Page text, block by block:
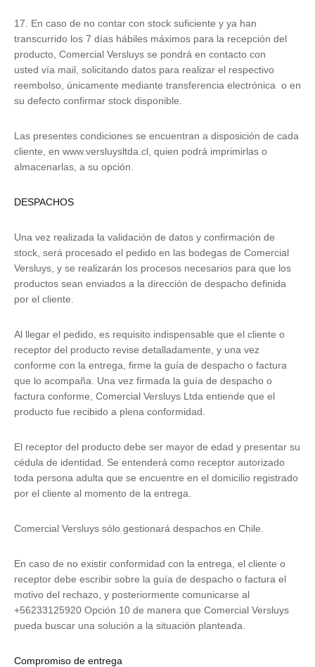
17. En caso de no contar con stock suficiente y ya han
transcurrido los 7 días hábiles máximos para la recepción del
producto, Comercial Versluys se pondrá en contacto con
usted vía mail, solicitando datos para realizar el respectivo
reembolso, únicamente mediante transferencia electrónica o en
su defecto confirmar stock disponible.
Las presentes condiciones se encuentran a disposición de cada
cliente, en www.versluysltda.cl, quien podrá imprimirlas o
almacenarlas, a su opción.
DESPACHOS
Una vez realizada la validación de datos y confirmación de
stock, será procesado el pedido en las bodegas de Comercial
Versluys, y se realizarán los procesos necesarios para que los
productos sean enviados a la dirección de despacho definida
por el cliente.
Al llegar el pedido, es requisito indispensable que el cliente o
receptor del producto revise detalladamente, y una vez
conforme con la entrega, firme la guía de despacho o factura
que lo acompaña. Una vez firmada la guía de despacho o
factura conforme, Comercial Versluys Ltda entiende que el
producto fue recibido a plena conformidad.
El receptor del producto debe ser mayor de edad y presentar su
cédula de identidad. Se entenderá como receptor autorizado
toda persona adulta que se encuentre en el domicilio registrado
por el cliente al momento de la entrega.
Comercial Versluys sólo gestionará despachos en Chile.
En caso de no existir conformidad con la entrega, el cliente o
receptor debe escribir sobre la guía de despacho o factura el
motivo del rechazo, y posteriormente comunicarse al
+56233125920 Opción 10 de manera que Comercial Versluys
pueda buscar una solución a la situación planteada.
Compromiso de entrega